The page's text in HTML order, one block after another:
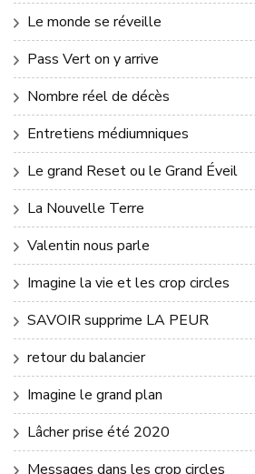
Le monde se réveille
Pass Vert on y arrive
Nombre réel de décès
Entretiens médiumniques
Le grand Reset ou le Grand Éveil
La Nouvelle Terre
Valentin nous parle
Imagine la vie et les crop circles
SAVOIR supprime LA PEUR
retour du balancier
Imagine le grand plan
Lâcher prise été 2020
Messages dans les crop circles